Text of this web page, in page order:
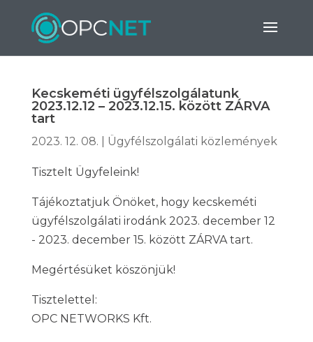
Kecskeméti ügyfélszolgálatunk
2023.12.12 – 2023.12.15. között ZÁRVA
tart
2023. 12. 08. Ügyfélszolgálati közlemények
Tisztelt Ügyfeleink!
Tájékoztatjuk Önöket, hogy kecskeméti
ügyfélszolgálati irodánk 2023. december 12
- 2023. december 15. között ZÁRVA tart.
Megértésüket köszönjük!
Tisztelettel:
OPC NETWORKS Kft.